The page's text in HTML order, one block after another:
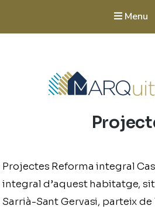
Menu
Arquitectura sostenible.
renovables. Rehabilitacions
Projectes Reforma integral
integral d’aquest habitatge,
Sarrià-Sant Gervasi, parteix